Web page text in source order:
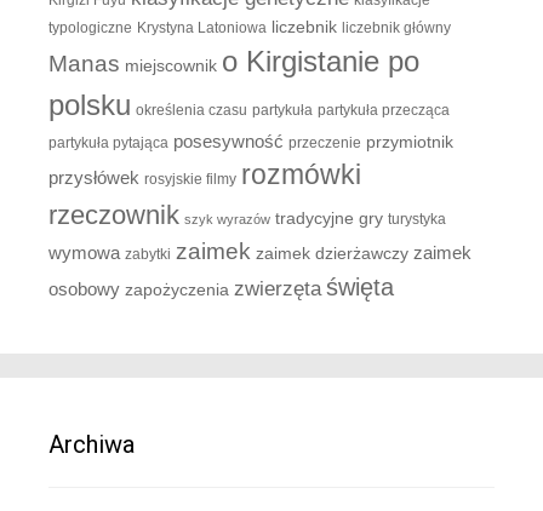
typologiczne Krystyna Latoniowa liczebnik liczebnik główny
Manas miejscownik o Kirgistanie po
polsku określenia czasu partykuła partykuła przecząca
partykuła pytająca posesywność przeczenie przymiotnik
przysłówek rosyjskie filmy rozmówki
rzeczownik szyk wyrazów tradycyjne gry turystyka
wymowa zabytki zaimek zaimek dzierżawczy zaimek
osobowy zapożyczenia zwierzęta święta
Archiwa